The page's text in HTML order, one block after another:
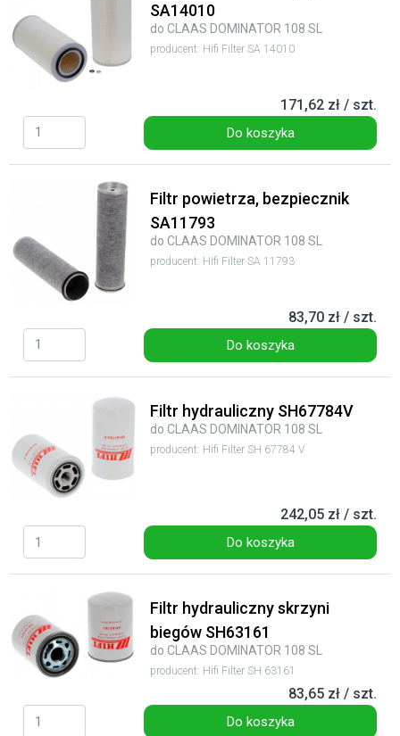
SA14010
do CLAAS DOMINATOR 108 SL
producent: Hifi Filter SA 14010
171,62 zł / szt.
Do koszyka
Filtr powietrza, bezpiecznik
SA11793
do CLAAS DOMINATOR 108 SL
producent: Hifi Filter SA 11793
83,70 zł / szt.
Do koszyka
Filtr hydrauliczny SH67784V
do CLAAS DOMINATOR 108 SL
producent: Hifi Filter SH 67784 V
242,05 zł / szt.
Do koszyka
Filtr hydrauliczny skrzyni
biegów SH63161
do CLAAS DOMINATOR 108 SL
producent: Hifi Filter SH 63161
83,65 zł / szt.
Do koszyka